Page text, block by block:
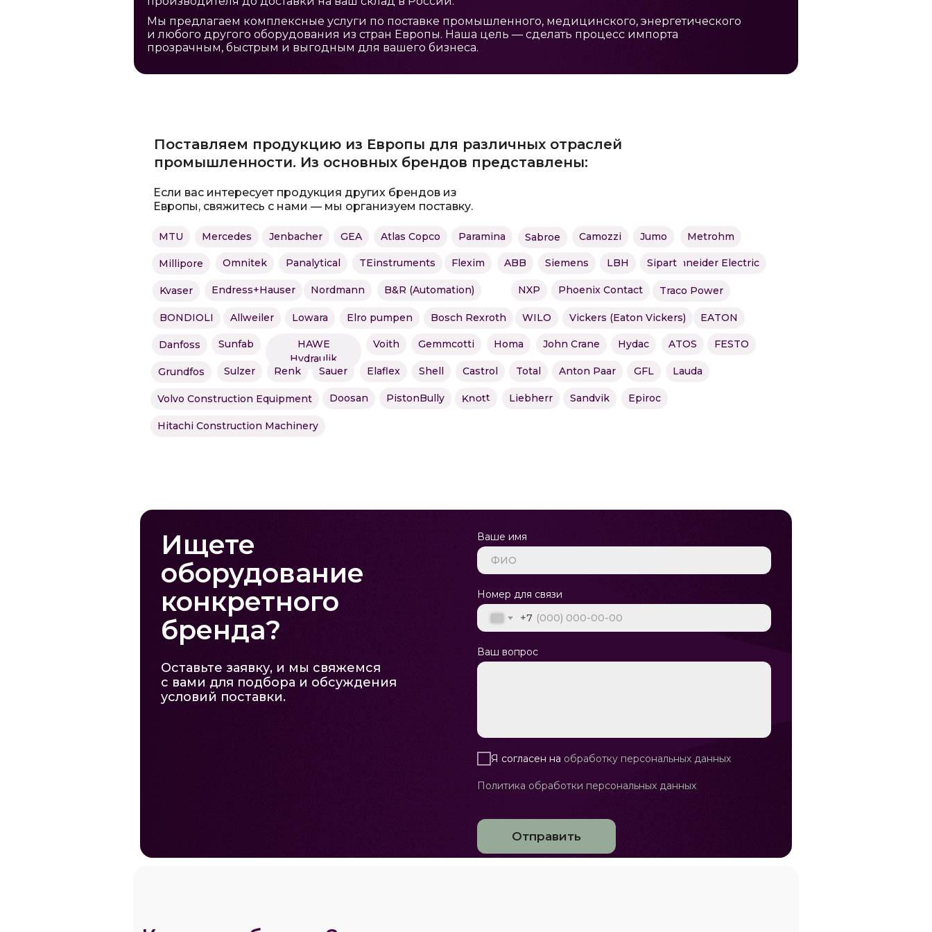
Мы предлагаем комплексные услуги по поставке промышленного, медицинского, энергетического
и любого другого оборудования из стран Европы. Наша цель — сделать процесс импорта
прозрачным, быстрым и выгодным для вашего бизнеса.
Поставляем продукцию из Европы для различных отраслей
промышленности. Из основных брендов представлены:
Если вас интересует продукция других брендов из
Европы, свяжитесь с нами — мы организуем поставку.
MTU Mercedes Jenbacher
BONDIOLI Allweiler Elro pumpen
Lowara Bosch Rexroth WILO Vickers (Eaton Vickers) EATON
Danfoss
HAWE
Hydraulik
Sunfab Voith Gemmcotti Homa John Crane Hydac ATOS FESTO
Grundfos Sulzer Renk Sauer Elaflex
GEA Atlas Copco Paramina Sabroe
NXP Phoenix Contact Traco Power
Camozzi Jumo Metrohm
Millipore Omnitek Panalytical TEinstruments Flexim Siemens
ABB LBH Schneider Electric
Endress+Hauser B&R (Automation)
Sipart
Kvaser Nordmann
Shell Castrol Total Anton Paar GFL Lauda
Liebherr
Volvo Construction Equipment Sandvik
Hitachi Construction Machinery
Epiroc
Doosan PistonBully Knott
Ищете
оборудование
конкретного
бренда?
Оставьте заявку, и мы свяжемся
с вами для подбора и обсуждения
условий поставки.
Ваше имя
Номер для связи
+7
Ваш вопрос
Я согласен на обработку персональных данных
Политика обработки персональных данных
Отправить